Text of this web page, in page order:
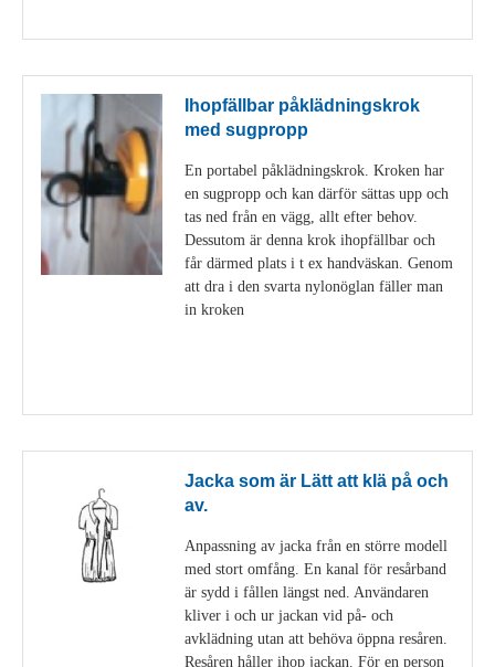
Ihopfällbar påklädningskrok
med sugpropp
En portabel påklädningskrok. Kroken har
en sugpropp och kan därför sättas upp och
tas ned från en vägg, allt efter behov.
Dessutom är denna krok ihopfällbar och
får därmed plats i t ex handväskan. Genom
att dra i den svarta nylonöglan fäller man
in kroken
Jacka som är Lätt att klä på och
av.
Anpassning av jacka från en större modell
med stort omfång. En kanal för resårband
är sydd i fållen längst ned. Användaren
kliver i och ur jackan vid på- och
avklädning utan att behöva öppna resåren.
Resåren håller ihop jackan. För en person